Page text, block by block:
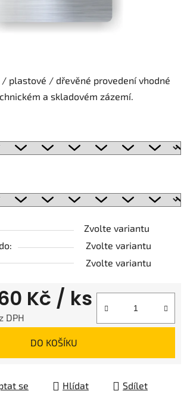
/ plastové / dřevěné provedení vhodné
a skladovém zázemí.
Zvolte variantu
Zvolte variantu
Zvolte variantu
Kč / ks
DPH
DO KOŠÍKU
se Hlídat Sdílet